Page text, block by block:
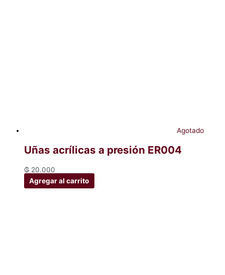
Agotado
Uñas acrílicas a presión ER004
₲ 20.000
Agregar al carrito